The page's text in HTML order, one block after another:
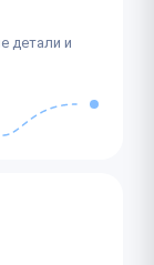
детали и